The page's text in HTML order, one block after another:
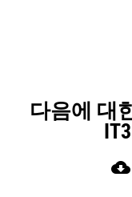
다음에 대
cloud_download